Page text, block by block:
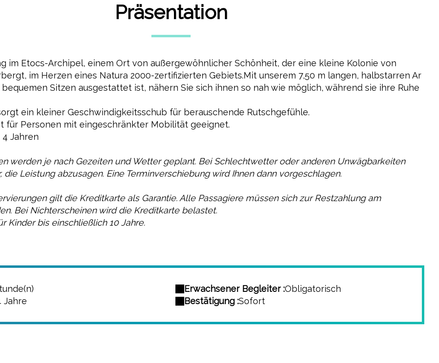
Präsentation
im Etocs-Archipel, einem Ort von außergewöhnlicher Schönheit, der eine kleine Kolonie von
im Herzen eines Natura 2000-zertifizierten Gebiets.Mit unserem 7,50 m langen, halbstarren Ar
Sitzen ausgestattet ist, nähern Sie sich ihnen so nah wie möglich, während sie ihre Ruhe
ein kleiner Geschwindigkeitsschub für berauschende Rutschgefühle.
für Personen mit eingeschränkter Mobilität geeignet.
Jahren
werden je nach Gezeiten und Wetter geplant. Bei Schlechtwetter oder anderen Unwägbarkeiten
die Leistung abzusagen. Eine Terminverschiebung wird Ihnen dann vorgeschlagen.
gilt die Kreditkarte als Garantie. Alle Passagiere müssen sich zur Restzahlung am
Bei Nichterscheinen wird die Kreditkarte belastet.
Kinder bis einschließlich 10 Jahre.
Jahre
Erwachsener Begleiter :Obligatorisch
Bestätigung :Sofort